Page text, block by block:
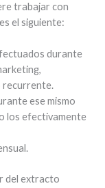
trabajar con
el siguiente:
durante
recurrente.
ese mismo
los efectivamente
del extracto